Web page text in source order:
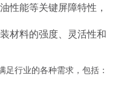
性能等关键屏障特性，
材料的强度、灵活性和
行业的各种需求，包括：